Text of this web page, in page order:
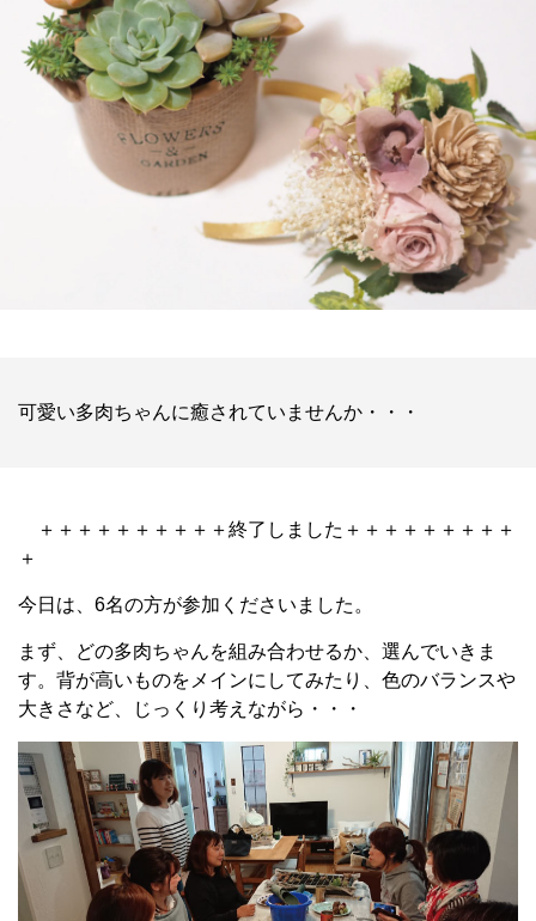
可愛い多肉ちゃんに癒されていませんか・・・
＋＋＋＋＋＋＋＋＋＋終了しました＋＋＋＋＋＋＋＋＋
＋
今日は、6名の方が参加くださいました。
まず、どの多肉ちゃんを組み合わせるか、選んでいきま
す。背が高いものをメインにしてみたり、色のバランスや
大きさなど、じっくり考えながら・・・